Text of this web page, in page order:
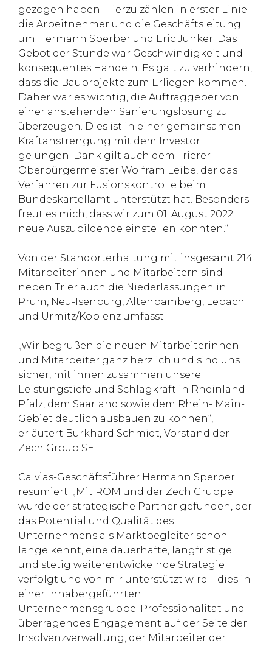
gezogen haben. Hierzu zählen in erster Linie
die Arbeitnehmer und die Geschäftsleitung
um Hermann Sperber und Eric Jünker. Das
Gebot der Stunde war Geschwindigkeit und
konsequentes Handeln. Es galt zu verhindern,
dass die Bauprojekte zum Erliegen kommen.
Daher war es wichtig, die Auftraggeber von
einer anstehenden Sanierungslösung zu
überzeugen. Dies ist in einer gemeinsamen
Kraftanstrengung mit dem Investor
gelungen. Dank gilt auch dem Trierer
Oberbürgermeister Wolfram Leibe, der das
Verfahren zur Fusionskontrolle beim
Bundeskartellamt unterstützt hat. Besonders
freut es mich, dass wir zum 01. August 2022
neue Auszubildende einstellen konnten.“
Von der Standorterhaltung mit insgesamt 214
Mitarbeiterinnen und Mitarbeitern sind
neben Trier auch die Niederlassungen in
Prüm, Neu-Isenburg, Altenbamberg, Lebach
und Urmitz/Koblenz umfasst.
„Wir begrüßen die neuen Mitarbeiterinnen
und Mitarbeiter ganz herzlich und sind uns
sicher, mit ihnen zusammen unsere
Leistungstiefe und Schlagkraft in Rheinland-
Pfalz, dem Saarland sowie dem Rhein- Main-
Gebiet deutlich ausbauen zu können“,
erläutert Burkhard Schmidt, Vorstand der
Zech Group SE.
Calvias-Geschäftsführer Hermann Sperber
resümiert: „Mit ROM und der Zech Gruppe
wurde der strategische Partner gefunden, der
das Potential und Qualität des
Unternehmens als Marktbegleiter schon
lange kennt, eine dauerhafte, langfristige
und stetig weiterentwickelnde Strategie
verfolgt und von mir unterstützt wird – dies in
einer Inhabergeführten
Unternehmensgruppe. Professionalität und
überragendes Engagement auf der Seite der
Insolvenzverwaltung, der Mitarbeiter der